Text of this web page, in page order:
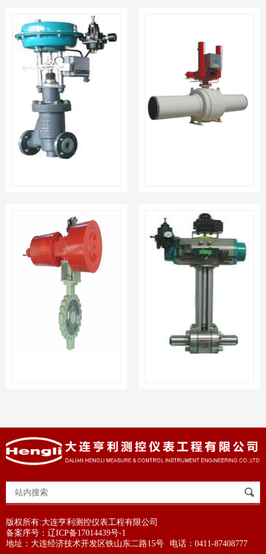
版权所有:大连亨利测控仪表工程有限公司
备案序号：辽ICP备17014439号-1
地址：大连经济技术开发区铁山东二路15号
电话：0411-87408777